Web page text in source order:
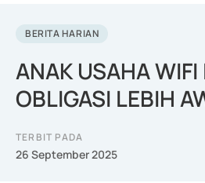
BERITA HARIAN
ANAK USAHA WIFI
OBLIGASI LEBIH
TERBIT PADA
26 September 2025